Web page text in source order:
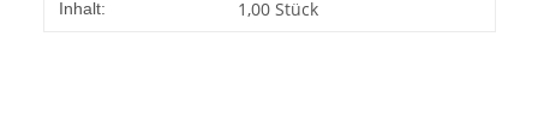
Produkteigenschaft
Wert
Inhalt: 1,00 Stück